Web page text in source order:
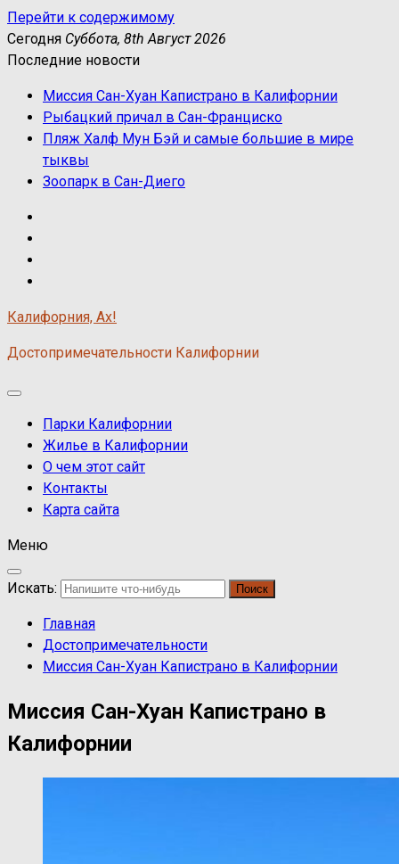
Перейти к содержимому
Сегодня Суббота, 8th Август 2026
Последние новости
Миссия Сан-Хуан Капистрано в Калифорнии
Рыбацкий причал в Сан-Франциско
Пляж Халф Мун Бэй и самые большие в мире
тыквы
Зоопарк в Сан-Диего
Калифорния, Ах!
Достопримечательности Калифорнии
Парки Калифорнии
Жилье в Калифорнии
О чем этот сайт
Контакты
Карта сайта
Меню
Искать:
Главная
Достопримечательности
Миссия Сан-Хуан Капистрано в Калифорнии
Миссия Сан-Хуан Капистрано в
Калифорнии